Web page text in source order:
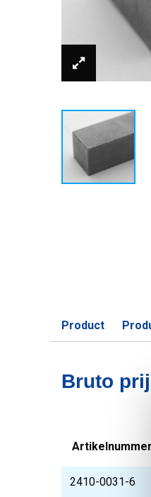
Product
Bruto
Artikelnummer
2410-0031-6